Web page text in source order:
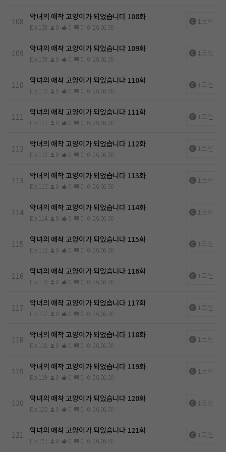
108 악녀의 애착 고양이가 되었습니다 108화
Ep.108 0 0 0 0 26.06.30
1코인
109 악녀의 애착 고양이가 되었습니다 109화
Ep.109 0 0 0 0 26.06.30
1코인
110 악녀의 애착 고양이가 되었습니다 110화
Ep.110 0 0 0 0 26.06.30
1코인
111 악녀의 애착 고양이가 되었습니다 111화
Ep.111 0 0 0 0 26.06.30
1코인
112 악녀의 애착 고양이가 되었습니다 112화
Ep.112 0 0 0 0 26.06.30
1코인
113 악녀의 애착 고양이가 되었습니다 113화
Ep.113 0 0 0 0 26.06.30
1코인
114 악녀의 애착 고양이가 되었습니다 114화
Ep.114 0 0 0 0 26.06.30
1코인
115 악녀의 애착 고양이가 되었습니다 115화
Ep.115 0 0 0 0 26.06.30
1코인
116 악녀의 애착 고양이가 되었습니다 116화
Ep.116 0 0 0 0 26.06.30
1코인
117 악녀의 애착 고양이가 되었습니다 117화
Ep.117 0 0 0 0 26.06.30
1코인
118 악녀의 애착 고양이가 되었습니다 118화
Ep.118 0 0 0 0 26.06.30
1코인
119 악녀의 애착 고양이가 되었습니다 119화
Ep.119 0 0 0 0 26.06.30
1코인
120 악녀의 애착 고양이가 되었습니다 120화
Ep.120 0 0 0 0 26.06.30
1코인
121 악녀의 애착 고양이가 되었습니다 121화
Ep.121 0 0 0 0 26.06.30
1코인